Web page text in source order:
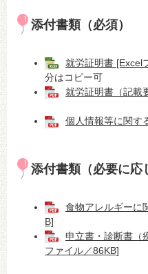
添付書類（必須）
就労証明書 [Excel
分はコピー可
就労証明書（記載
個人情報等に関す
添付書類（必要に応
食物アレルギーに
B]
申立書・診断書（
ファイル／86KB]